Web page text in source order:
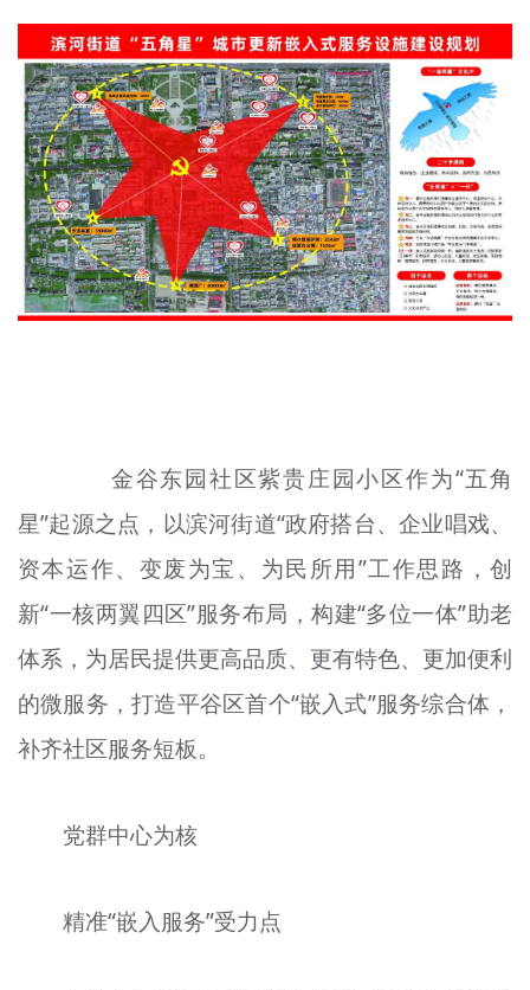
资料库
+
金谷东园社区紫贵庄园小区作为“五角
星”起源之点，以滨河街道“政府搭台、企业唱戏、
资本运作、变废为宝、为民所用”工作思路，创
新“一核两翼四区”服务布局，构建“多位一体”助老
体系，为居民提供更高品质、更有特色、更加便利
的微服务，打造平谷区首个“嵌入式”服务综合体，
补齐社区服务短板。
党群中心为核
精准“嵌入服务”受力点